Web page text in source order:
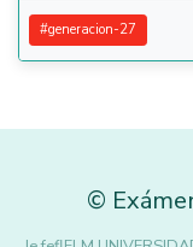
#generacion-27
©